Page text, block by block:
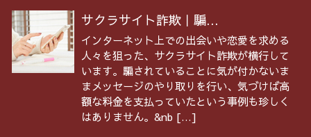
サクラサイト詐欺｜騙...
インターネット上での出会いや恋愛を求める
人々を狙った、サクラサイト詐欺が横行して
います。騙されていることに気が付かないま
まメッセージのやり取りを行い、気づけば高
額な料金を支払っていたという事例も珍しく
はありません。&nb […]